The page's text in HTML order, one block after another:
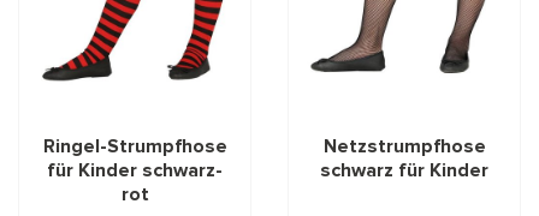
Ringel-Strumpfhose
für Kinder schwarz-
rot
Netzstrumpfhose
schwarz für Kinder